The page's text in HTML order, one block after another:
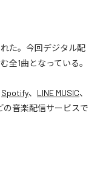
た。今回デジタル配
全1曲となっている。
Spotify、 LINE MUSIC、
の音楽配信サービスで